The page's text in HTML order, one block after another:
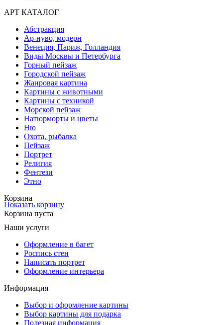
АРТ КАТАЛОГ
Абстракция
Ар-нуво, модерн
Венеция, Париж, Голландия
Виды Москвы и Петербурга
Горный пейзаж
Городской пейзаж
Жанровая картина
Картины с животными
Картины с техникой
Морской пейзаж
Натюрморты и цветы
Ню
Охота, рыбалка
Пейзаж
Портрет
Религия
Фентези
Этно
Корзина
Показать корзину
Корзина пуста
Наши услуги
Оформление в багет
Роспись стен
Написать портрет
Оформление интерьера
Информация
Выбор и оформление картины
Выбор картины для подарка
Полезная информация